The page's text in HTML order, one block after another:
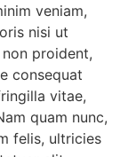
veniam,
nisi ut
proident,
consequat
vitae,
quam nunc,
felis, ultricies